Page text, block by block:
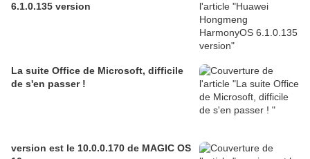
6.1.0.135 version
La suite Office de Microsoft, difficile
de s'en passer !
version est le 10.0.0.170 de MAGIC OS